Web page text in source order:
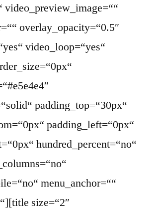
video_preview_image=““
overlay_opacity=“0.5″
video_loop=“yes“
padding_top=“30px“
padding_left=“0px“
hundred_percent=“no“
menu_anchor=““
size=“2″